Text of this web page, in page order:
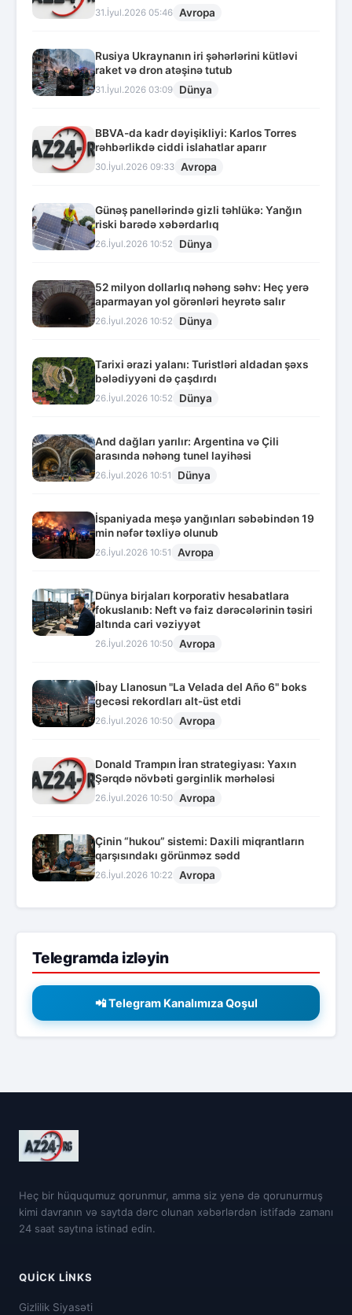
31.İyul.2026 05:46 Avropa
Rusiya Ukraynanın iri şəhərlərini kütləvi
raket və dron atəşinə tutub
31.İyul.2026 03:09 Dünya
BBVA-da kadr dəyişikliyi: Karlos Torres
rəhbərlikdə ciddi islahatlar aparır
30.İyul.2026 09:33 Avropa
Günəş panellərində gizli təhlükə: Yanğın
riski barədə xəbərdarlıq
26.İyul.2026 10:52 Dünya
52 milyon dollarlıq nəhəng səhv: Heç yerə
aparmayan yol görənləri heyrətə salır
26.İyul.2026 10:52 Dünya
Tarixi ərazi yalanı: Turistləri aldadan şəxs
bələdiyyəni də çaşdırdı
26.İyul.2026 10:52 Dünya
And dağları yarılır: Argentina və Çili
arasında nəhəng tunel layihəsi
26.İyul.2026 10:51 Dünya
İspaniyada meşə yanğınları səbəbindən 19
min nəfər təxliyə olunub
26.İyul.2026 10:51 Avropa
Dünya birjaları korporativ hesabatlara
fokuslanıb: Neft və faiz dərəcələrinin təsiri
altında cari vəziyyət
26.İyul.2026 10:50 Avropa
İbay Llanosun "La Velada del Año 6" boks
gecəsi rekordları alt-üst etdi
26.İyul.2026 10:50 Avropa
Donald Trampın İran strategiyası: Yaxın
Şərqdə növbəti gərginlik mərhələsi
26.İyul.2026 10:50 Avropa
Çinin “hukou” sistemi: Daxili miqrantların
qarşısındakı görünməz sədd
26.İyul.2026 10:22 Avropa
Telegramda izləyin
📲 Telegram Kanalımıza Qoşul
Heç bir hüququmuz qorunmur, amma siz yenə də qorunurmuş
kimi davranın və saytda dərc olunan xəbərlərdən istifadə zamanı
24 saat saytına istinad edin.
QUICK LINKS
Gizlilik Siyasəti